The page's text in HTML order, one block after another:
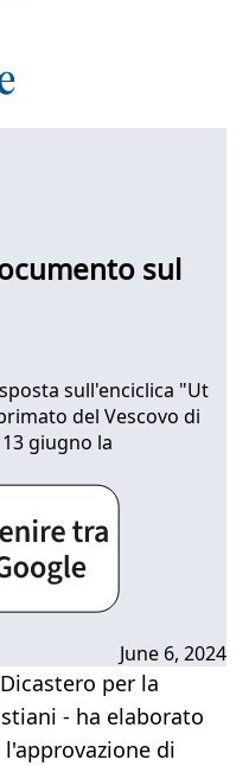
sul
sull'enciclica "Ut
del Vescovo di
giugno la
June 6, 2024
per la
- ha elaborato
di